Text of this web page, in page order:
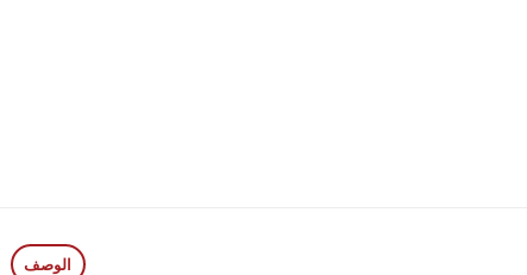
الوصف